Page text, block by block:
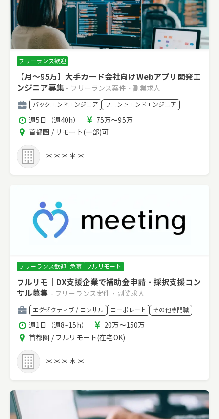
フリーランス歓迎
【月～95万】大手カード会社向けWebアプリ開発エ
ンジニア募集 - フリーランス案件・副業求人
職
種
バックエンドエンジニア フロントエンドエンジニア
稼
働
時
間
週5日（週40h）
報
酬
75万〜95万
エ
ア
首都圏 / リモート(一部)可
＊＊＊＊＊
フリーランス歓迎 急募 フルリモート
フルリモ｜DX支援企業で補助金申請・採択支援コン
サル募集 - フリーランス案件・副業求人
職
種
エグゼクティブ / コンサル コーポレート その他専門職
稼
働
時
間
週1日（週8~15h）
報
酬
20万〜150万
エ
ア
首都圏 / フルリモート(在宅OK)
＊＊＊＊＊